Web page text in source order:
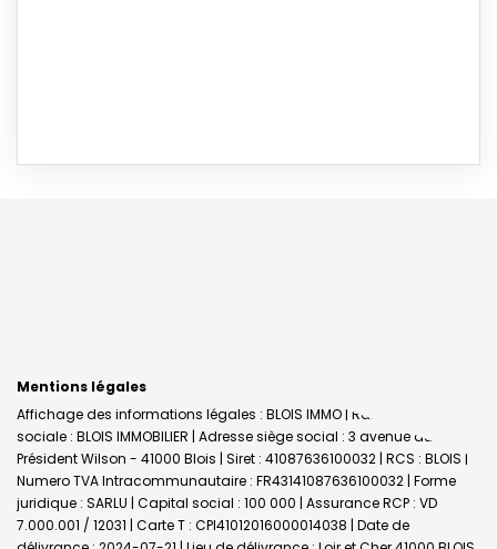
Mentions légales
Affichage des informations légales : BLOIS IMMO | Raison
sociale : BLOIS IMMOBILIER | Adresse siège social : 3 avenue du
Président Wilson - 41000 Blois | Siret : 41087636100032 | RCS : BLOIS |
Numero TVA Intracommunautaire : FR43141087636100032 | Forme
juridique : SARLU | Capital social : 100 000 | Assurance RCP : VD
7.000.001 / 12031 | Carte T : CPI41012016000014038 | Date de